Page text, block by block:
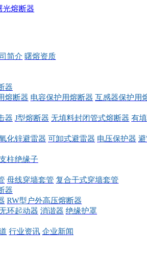
简介 曙熔资质
器
熔断器 电容保护用熔断器 互感器保护用
器 J型熔断器 无填料封闭管式熔断器 有
化锌避雷器 可卸式避雷器 电压保护器
柱绝缘子
母线穿墙套管 复合干式穿墙套管
器
RW型户外高压熔断器
环起动器 消谐器 绝缘护罩
行业资讯 企业新闻